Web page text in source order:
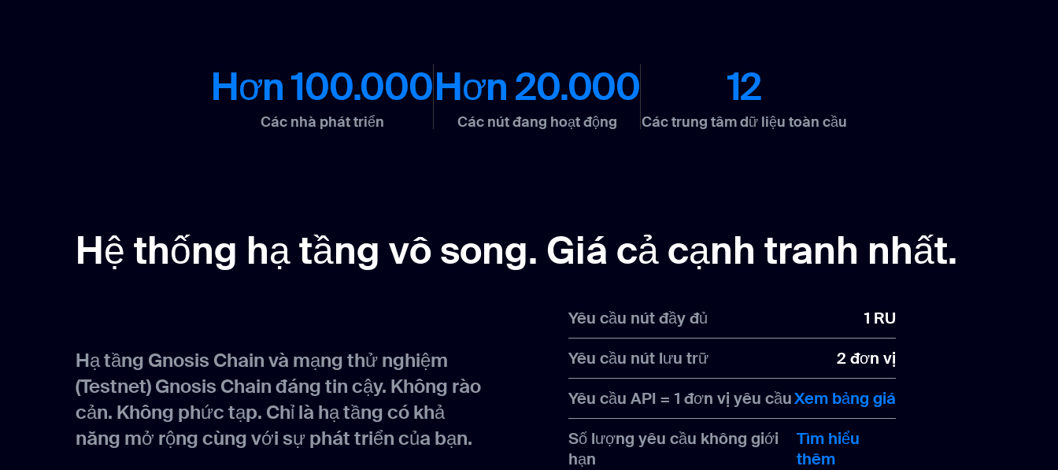
Hơn 100.000
Các nhà phát triển
Hơn 20.000
Các nút đang hoạt động
12
Các trung tâm dữ liệu toàn cầu
Hệ thống hạ tầng vô song. Giá cả cạnh tranh nhất.
Hạ tầng Gnosis Chain và mạng thử nghiệm
(Testnet) Gnosis Chain đáng tin cậy. Không rào
cản. Không phức tạp. Chỉ là hạ tầng có khả
năng mở rộng cùng với sự phát triển của bạn.
Yêu cầu nút đầy đủ
1 RU
Yêu cầu nút lưu trữ
2 đơn vị
Yêu cầu API = 1 đơn vị yêu cầuXem bảng giá
Số lượng yêu cầu không giới
hạn
Tìm hiểu
thêm